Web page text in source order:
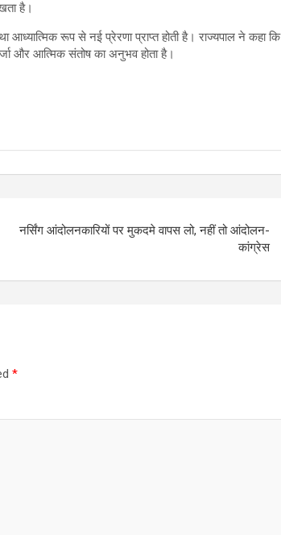
है।
रूप से नई प्रेरणा प्राप्त होती है। राज्यपाल ने कहा कि
और आत्मिक संतोष का अनुभव होता है।
नर्सिंग आंदोलनकारियों पर मुकदमे वापस लो, नहीं तो आंदोलन-
कांग्रेस
*